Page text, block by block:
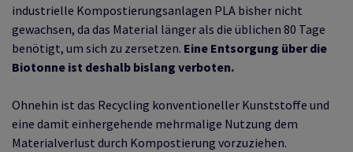
industrielle Kompostierungsanlagen PLA bisher nicht
gewachsen, da das Material länger als die üblichen 80 Tage
benötigt, um sich zu zersetzen. Eine Entsorgung über die
Biotonne ist deshalb bislang verboten.
Ohnehin ist das Recycling konventioneller Kunststoffe und
eine damit einhergehende mehrmalige Nutzung dem
Materialverlust durch Kompostierung vorzuziehen.